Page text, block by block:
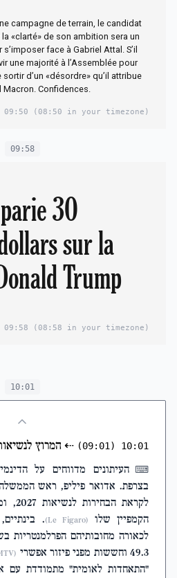
campagne de terrain, le candidat
«clarté» de son ambition sera un
face à Gabriel Attal. S’il
une majorité à l’Assemblée pour
d’un «désordre» qu’il attribue
Macron. Confidences.
09:50 (08:50 in your timezone)
09:58
30
sur la
Trump
09:58 (08:58 in your timezone)
10:01
10:01
(09:01)
⇠ המרוץ
⌨ העיתונים מדווחים על
בצרפת. אדואר פיליפ, ראש
לקראת
הקמפיין שלו
(Le Figaro)
.
לכאורה מחובותיהם הפרלמנטריות
49.3 וחששות מפני פיזור אפשרי
(BFMTV)
"התאחדות לאומית" מתמודדת עם